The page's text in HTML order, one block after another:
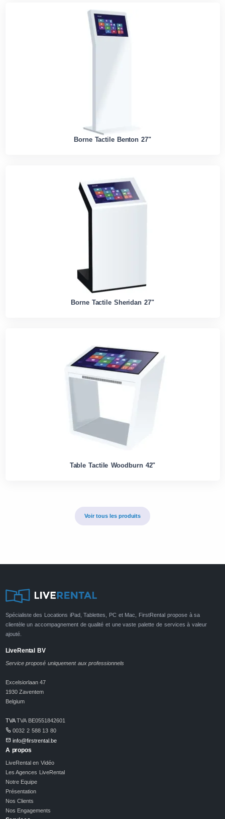
Borne Tactile Benton 27"
Borne Tactile Sheridan 27"
Table Tactile Woodburn 42"
Voir tous les produits
Spécialiste des Locations iPad, Tablettes, PC et Mac, FirstRental propose à sa
clientèle un accompagnement de qualité et une vaste palette de services à valeur
ajouté.
LiveRental BV
Service proposé uniquement aux professionnels
Excelsiorlaan 47
1930 Zaventem
Belgium
TVATVA BE0551842601
0032 2 588 13 80
info@firstrental.be
A propos
LiveRental en Vidéo
Les Agences LiveRental
Notre Equipe
Présentation
Nos Clients
Nos Engagements